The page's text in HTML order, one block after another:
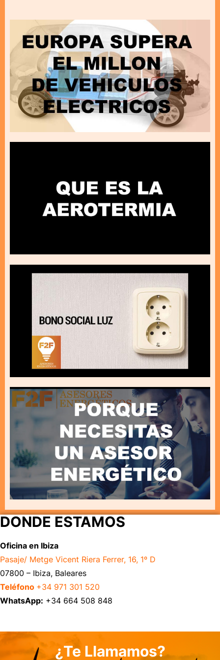
DONDE ESTAMOS
Oficina en Ibiza
Pasaje/ Metge Vicent Riera Ferrer, 16, 1º D
07800 – Ibiza, Baleares
Teléfono +34 971 301 520
WhatsApp: +34 664 508 848
¿Te Llamamos?